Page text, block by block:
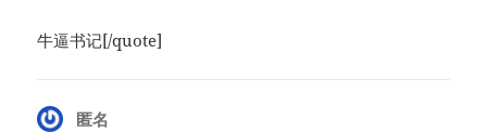
牛逼书记[/quote]
匿名